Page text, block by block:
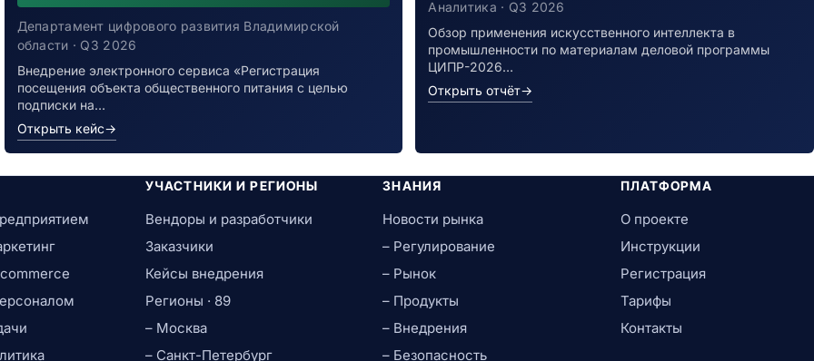
уведомления о возможном контакте с
заболевшим новой коронавирусной
инфекцией
Департамент цифрового развития Владимирской
области · Q3 2026
Внедрение электронного сервиса «Регистрация
посещения объекта общественного питания с целью
подписки на…
Открыть кейс→
Аналитика · Q3 2026
Обзор применения искусственного интеллекта в
промышленности по материалам деловой программы
ЦИПР-2026…
Открыть отчёт→
УЧАСТНИКИ И РЕГИОНЫ
Вендоры и разработчики
Заказчики
Кейсы внедрения
Регионы · 89
– Москва
– Санкт-Петербург
ЗНАНИЯ
Новости рынка
– Регулирование
– Рынок
– Продукты
– Внедрения
– Безопасность
ПЛАТФОРМА
О проекте
Инструкции
Регистрация
Тарифы
Контакты